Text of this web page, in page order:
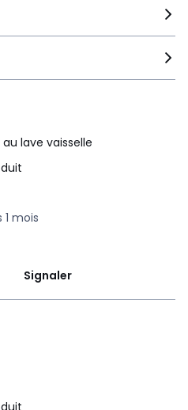
lave vaisselle
mois
Signaler